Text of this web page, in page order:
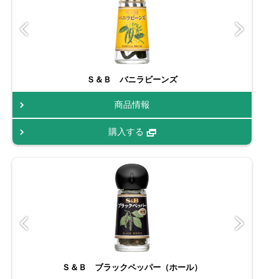
Ｓ＆Ｂ バニラビーンズ
商品情報
購入する
Ｓ＆Ｂ ブラックペッパー（ホール）